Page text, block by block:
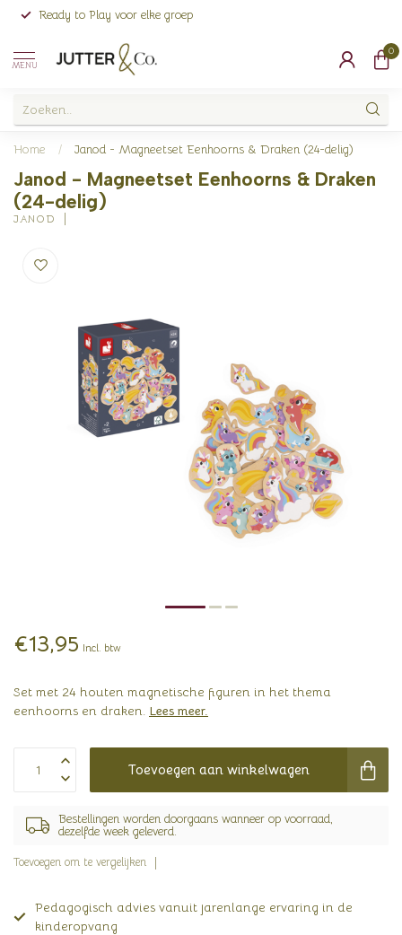
Ready to Play voor elke groep
MENU
0
Home / Janod - Magneetset Eenhoorns & Draken (24-delig)
Janod - Magneetset Eenhoorns & Draken
(24-delig)
JANOD
€13,95 Incl. btw
Set met 24 houten magnetische figuren in het thema
eenhoorns en draken. Lees meer.
Toevoegen aan winkelwagen
Bestellingen worden doorgaans wanneer op voorraad,
dezelfde week geleverd.
Toevoegen om te vergelijken
Pedagogisch advies vanuit jarenlange ervaring in de
kinderopvang